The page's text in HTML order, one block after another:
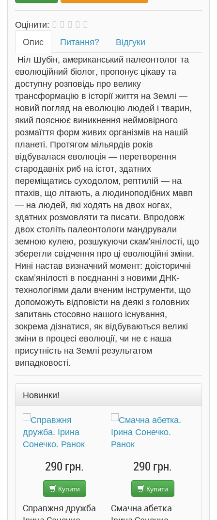
Оцінити:
Oпис
Питання?
Відгуки
Ніл Шубін, американський палеонтолог та
еволюційний біолог, пропонує цікаву та
доступну розповідь про велику
трансформацію в історії життя на Землі —
новий погляд на еволюцію людей і тварин,
який пояснює виникнення неймовірного
розмаїття форм живих організмів на нашій
планеті. Протягом мільярдів років
відбувалася еволюція — перетворення
стародавніх риб на істот, здатних
переміщатись суходолом, рептилій — на
птахів, що літають, а людиноподібних мавп
— на людей, які ходять на двох ногах,
здатних розмовляти та писати. Впродовж
двох століть палеонтологи мандрували
земною кулею, розшукуючи скам'янілості, що
зберегли свідчення про ці еволюційні зміни.
Нині настав визначний момент: доісторичні
скам’янілості в поєднанні з новими ДНК-
технологіями дали вченим інструменти, що
допоможуть відповісти на деякі з головних
запитань стосовно нашого існування,
зокрема дізнатися, як відбуваються великі
зміни в процесі еволюції, чи не є наша
присутність на Землі результатом
випадковості.
Новинки!
290 грн.
Купити
Справжня дружба.
290 грн.
Купити
Смачна абетка.